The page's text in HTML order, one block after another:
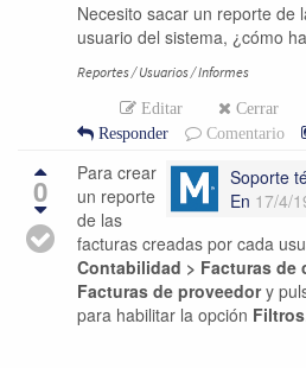
Necesito sacar un reporte de
usuario del sistema, ¿cómo
Reportes / Usuarios / Informes
Editar Cerrar
Responder
Comentario
0
Soporte
En 17/4/
Para crear
un reporte
de las
facturas creadas por cada
Contabilidad > Facturas de
Facturas de proveedory
para habilitar la opción Filtros